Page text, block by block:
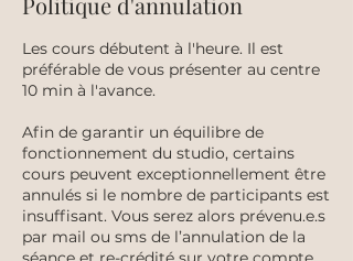
Les cours débutent à l'heure. Il est
préférable de vous présenter au centre
10 min à l'avance.
Afin de garantir un équilibre de
fonctionnement du studio, certains
cours peuvent exceptionnellement être
annulés si le nombre de participants est
insuffisant. Vous serez alors prévenu.e.s
par mail ou sms de l’annulation de la